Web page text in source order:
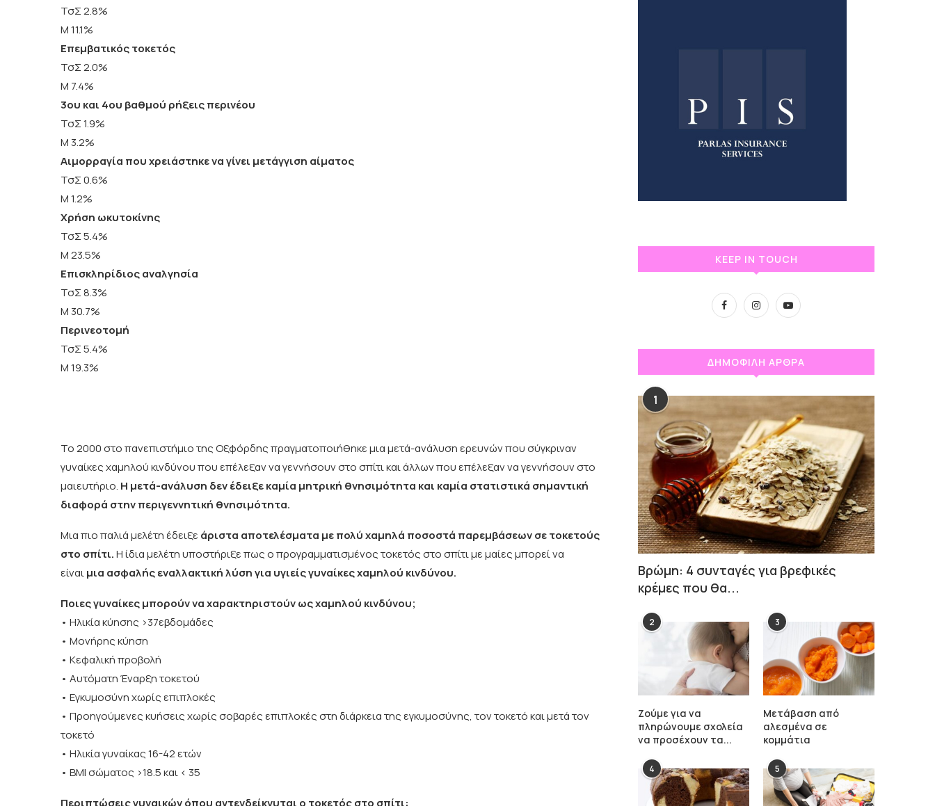
ΤσΣ 2.8%
Μ 11.1%
Επεμβατικός τοκετός
ΤσΣ 2.0%
Μ 7.4%
3ου και 4ου βαθμού ρήξεις περινέου
ΤσΣ 1.9%
Μ 3.2%
Αιμορραγία που χρειάστηκε να γίνει μετάγγιση αίματος
ΤσΣ 0.6%
Μ 1.2%
Χρήση ωκυτοκίνης
ΤσΣ 5.4%
Μ 23.5%
Επισκληρίδιος αναλγησία
ΤσΣ 8.3%
Μ 30.7%
Περινεοτομή
ΤσΣ 5.4%
Μ 19.3%
Το 2000 στο πανεπιστήμιο της Οξφόρδης πραγματοποιήθηκε μια μετά-ανάλυση ερευνών που σύγκριναν
γυναίκες χαμηλού κινδύνου που επέλεξαν να γεννήσουν στο σπίτι και άλλων που επέλεξαν να γεννήσουν στο
μαιευτήριο. Η μετά-ανάλυση δεν έδειξε καμία μητρική θνησιμότητα και καμία στατιστικά σημαντική
διαφορά στην περιγεννητική θνησιμότητα.
Μια πιο παλιά μελέτη έδειξε άριστα αποτελέσματα με πολύ χαμηλά ποσοστά παρεμβάσεων σε τοκετούς
στο σπίτι.Η ίδια μελέτη υποστήριξε πως ο προγραμματισμένος τοκετός στο σπίτι με μαίες μπορεί να
είναιμια ασφαλής εναλλακτική λύση για υγιείς γυναίκες χαμηλού κινδύνου.
Ποιες γυναίκες μπορούν να χαρακτηριστούν ως χαμηλού κινδύνου;
• Ηλικία κύησης >37εβδομάδες
• Μονήρης κύηση
• Κεφαλική προβολή
• Αυτόματη Έναρξη τοκετού
• Εγκυμοσύνη χωρίς επιπλοκές
• Προηγούμενες κυήσεις χωρίς σοβαρές επιπλοκές στη διάρκεια της εγκυμοσύνης, τον τοκετό και μετά τον
τοκετό
• Ηλικία γυναίκας 16-42 ετών
• BMI σώματος >18.5 και < 35
Περιπτώσεις γυναικών όπου αντενδείκνυται ο τοκετός στο σπίτι:
KEEP IN TOUCH
ΔΗΜΟΦΙΛΗ ΑΡΘΡΑ
1
Βρώμη: 4 συνταγές για βρεφικές
κρέμες που θα...
2
Ζούμε για να
πληρώνουμε σχολεία
να προσέχουν τα...
3
Μετάβαση από
αλεσμένα σε
κομμάτια
4 5